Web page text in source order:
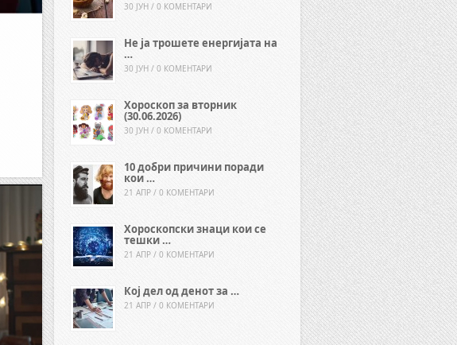
30 ЈУН / 0 КОМЕНТАРИ
Не ја трошете енергијата на
…
30 ЈУН / 0 КОМЕНТАРИ
Хороскоп за вторник
(30.06.2026)
30 ЈУН / 0 КОМЕНТАРИ
10 добри причини поради
кои …
21 АПР / 0 КОМЕНТАРИ
Хороскопски знаци кои се
тешки …
21 АПР / 0 КОМЕНТАРИ
Кој дел од денот за …
21 АПР / 0 КОМЕНТАРИ